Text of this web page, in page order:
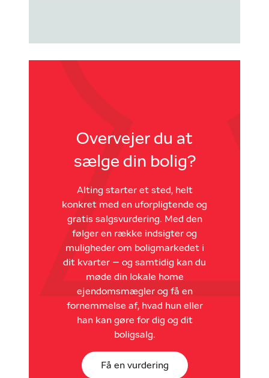
Overvejer du at
sælge din bolig?
Alting starter et sted, helt
konkret med en uforpligtende og
gratis salgsvurdering. Med den
følger en række indsigter og
muligheder om boligmarkedet i
dit kvarter – og samtidig kan du
møde din lokale home
ejendomsmægler og få en
fornemmelse af, hvad hun eller
han kan gøre for dig og dit
boligsalg.
Få en vurdering